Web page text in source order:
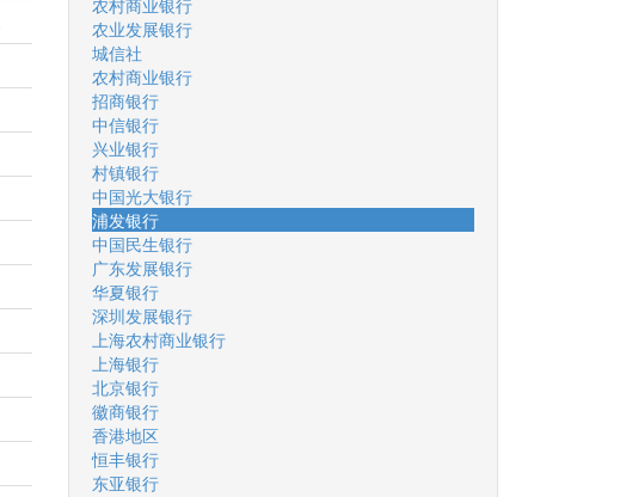
农村商业银行
农业发展银行
城信社
农村商业银行
招商银行
中信银行
兴业银行
村镇银行
中国光大银行
浦发银行
中国民生银行
广东发展银行
华夏银行
深圳发展银行
上海农村商业银行
上海银行
北京银行
徽商银行
香港地区
恒丰银行
东亚银行